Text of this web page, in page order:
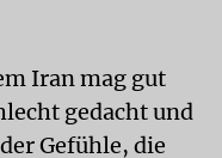
Iran mag gut
gedacht und
Gefühle, die